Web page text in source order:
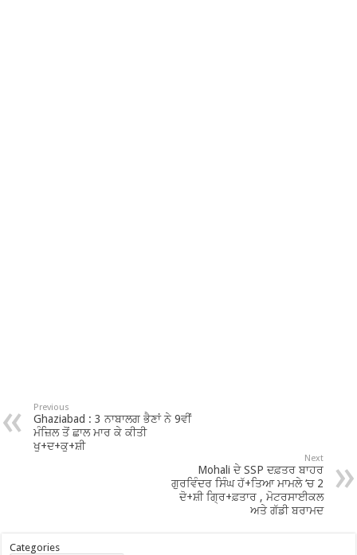
Previous
Ghaziabad : 3 ਨਾਬਾਲਗ ਭੈਣਾਂ ਨੇ 9ਵੀਂ
ਮੰਜ਼ਿਲ ਤੋਂ ਛਾਲ ਮਾਰ ਕੇ ਕੀਤੀ
ਖੁ+ਦ+ਕੁ+ਸ਼ੀ
Next
Mohali ਦੇ SSP ਦਫ਼ਤਰ ਬਾਹਰ
ਗੁਰਵਿੰਦਰ ਸਿੰਘ ਹੱ+ਤਿਆ ਮਾਮਲੇ ‘ਚ 2
ਦੋ+ਸ਼ੀ ਗ੍ਰਿ+ਫ਼ਤਾਰ , ਮੋਟਰਸਾਈਕਲ
ਅਤੇ ਗੱਡੀ ਬਰਾਮਦ
Categories